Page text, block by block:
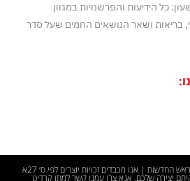
כל הידיעות והפרשנויות במגוון
בריאות ושאר הנושאים החמים שעל סדר
2023 © כל הזכויות שמורות - בראש החדשות | אנו מכבדים זכויות יוצרים לפי ס׳ 27א
יצירה שלכם, אנא צרו עמנו קשר למתן קרדיט